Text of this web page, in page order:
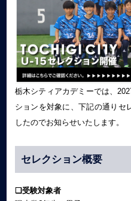
栃木シティアカデミーでは、
ションを対象に、下記の通りセ
したのでお知らせいたします。
セレクション概要
❏受験対象者